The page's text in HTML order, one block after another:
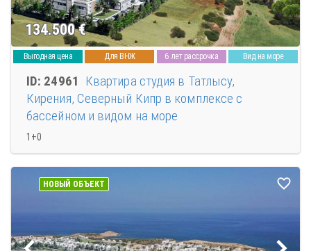
134.500€
Выгодная цена Для ВНЖ 6 лет рассрочка Вид на море
ID: 24961
Квартира студия в Татлысу,
Кирения, Северный Кипр в комплексе с
бассейном и видом на море
1+0
НОВЫЙ ОБЪЕКТ